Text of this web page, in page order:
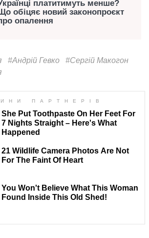
платитимуть менше?
обіцяє новий законопроєкт
опалення
#Андрій Гевко
#Сергій Макогон